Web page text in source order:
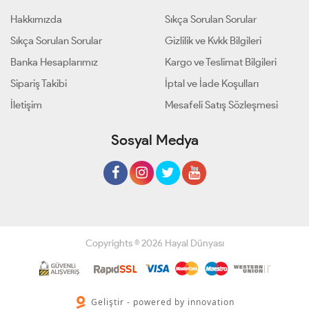
Hakkımızda
Sıkça Sorulan Sorular
Banka Hesaplarımız
Sipariş Takibi
İletişim
Sıkça Sorulan Sorular
Gizlilik ve Kvkk Bilgileri
Kargo ve Teslimat Bilgileri
İptal ve İade Koşulları
Mesafeli Satış Sözleşmesi
Sosyal Medya
Copyrights © 2026 Hayal Dünyası
Geliştir - powered by innovation